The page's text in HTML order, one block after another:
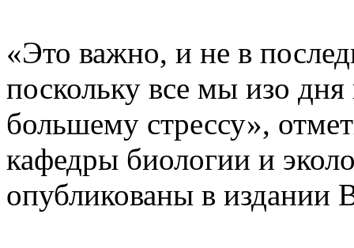
«Это важно, и не в
поскольку все мы изо дня
большему стрессу»,
кафедры биологии и
опубликованы в